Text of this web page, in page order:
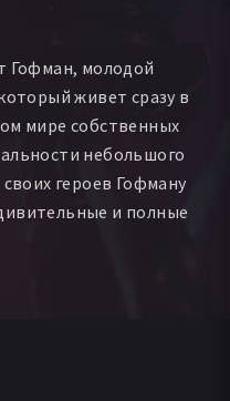
Гофман, молодой
живет сразу в
мире собственных
небольшого
героев Гофману
и полные
могут оказаться не